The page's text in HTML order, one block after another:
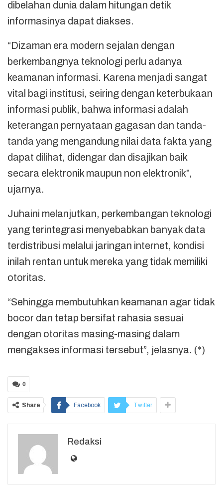
dibelahan dunia dalam hitungan detik
informasinya dapat diakses.
“Dizaman era modern sejalan dengan
berkembangnya teknologi perlu adanya
keamanan informasi. Karena menjadi sangat
vital bagi institusi, seiring dengan keterbukaan
informasi publik, bahwa informasi adalah
keterangan pernyataan gagasan dan tanda-
tanda yang mengandung nilai data fakta yang
dapat dilihat, didengar dan disajikan baik
secara elektronik maupun non elektronik”,
ujarnya.
Juhaini melanjutkan, perkembangan teknologi
yang terintegrasi menyebabkan banyak data
terdistribusi melalui jaringan internet, kondisi
inilah rentan untuk mereka yang tidak memiliki
otoritas.
“Sehingga membutuhkan keamanan agar tidak
bocor dan tetap bersifat rahasia sesuai
dengan otoritas masing-masing dalam
mengakses informasi tersebut”, jelasnya. (*)
0
Share Facebook Twitter
Redaksi